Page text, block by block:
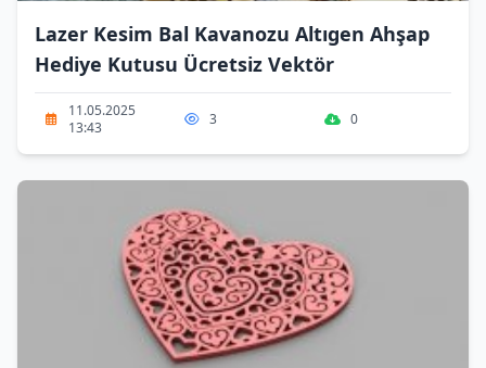
Lazer Kesim Bal Kavanozu Altıgen Ahşap
Hediye Kutusu Ücretsiz Vektör
11.05.2025
13:43
3 0